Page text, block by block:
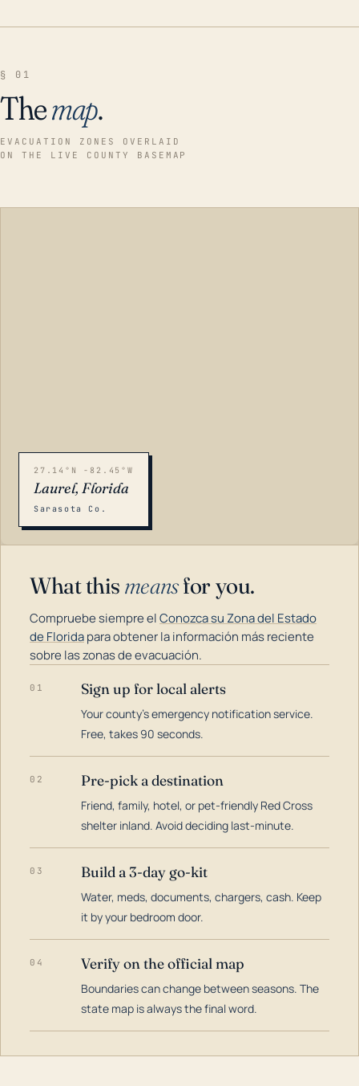
§ 01
Themap.
EVACUATION ZONES OVERLAID
ON THE LIVE COUNTY BASEMAP
27.14°N -82.45°W
Laurel, Florida
Sarasota Co.
What this meansfor you.
Compruebe siempre elConozca su Zona del Estado
de Floridapara obtener la información más reciente
sobre las zonas de evacuación.
01 Sign up for local alerts
Your county's emergency notification service.
Free, takes 90 seconds.
02 Pre-pick a destination
Friend, family, hotel, or pet-friendly Red Cross
shelter inland. Avoid deciding last-minute.
03 Build a 3-day go-kit
Water, meds, documents, chargers, cash. Keep
it by your bedroom door.
04 Verify on the official map
Boundaries can change between seasons. The
state map is always the final word.